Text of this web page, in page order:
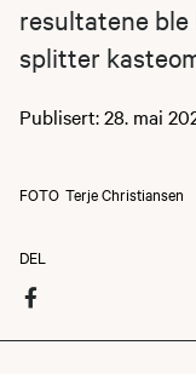
resultatene
splitter
Publisert: 28. mai
FOTO Terje Christiansen
DEL